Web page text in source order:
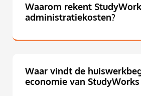
Waarom rekent
administratiekosten?
Waar vindt de
economie van